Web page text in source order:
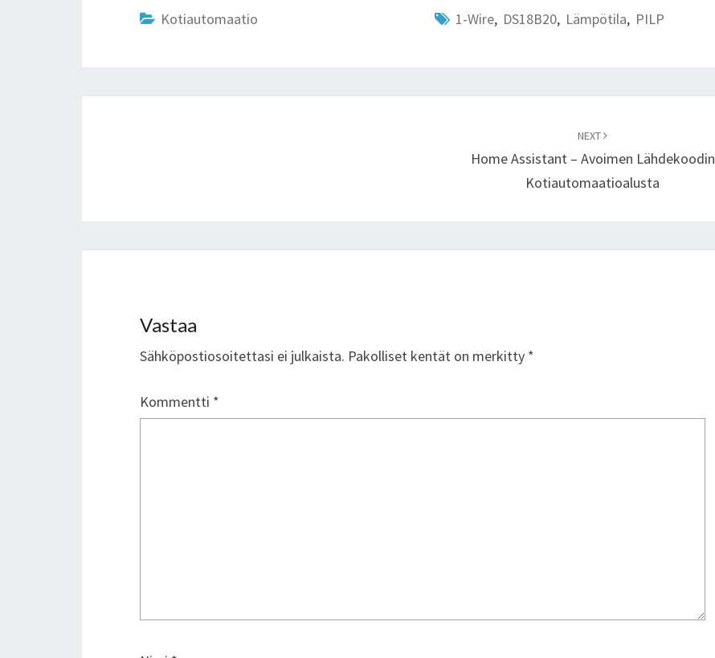
Kotiautomaatio 1-Wire, DS18B20, Lämpötila, PILP
NEXT
Home Assistant – Avoimen Lähdekoodin
Kotiautomaatioalusta
Vastaa
Sähköpostiosoitettasi ei julkaista. Pakolliset kentät on merkitty *
Kommentti *